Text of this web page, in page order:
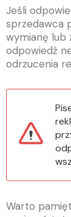
Jeśli
sprzedawca
wymianę lub
odpowiedź
odrzucenia
Warto